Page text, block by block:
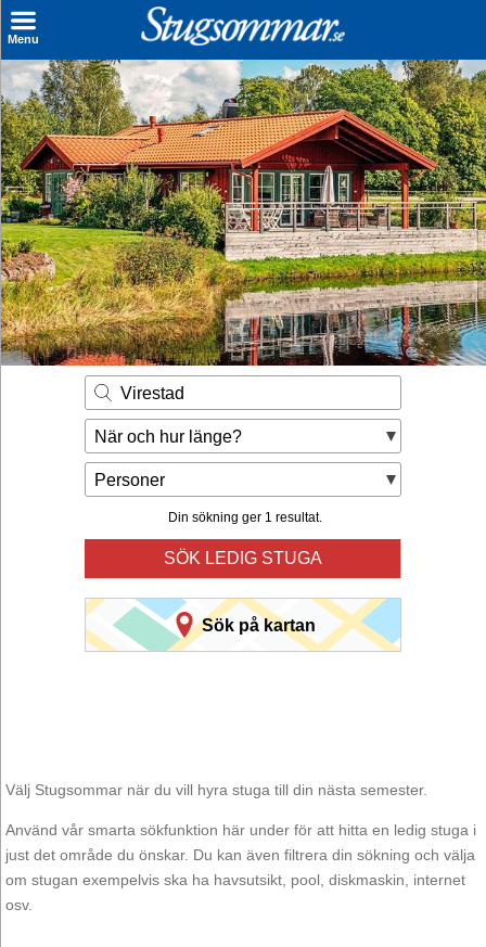
Menu
Sök stuga
Sista Minuten
Genvägar
Inspiration
Kontakt
Husägare
Se hur mycket du kan tjäna
Räkna ut din
hyresintäkt
Virestad
När och hur länge?
Personer
Din sökning ger 1 resultat.
SÖK LEDIG STUGA
Sök på kartan
Välj Stugsommar när du vill hyra stuga till din nästa semester.
Använd vår smarta sökfunktion här under för att hitta en ledig stuga i
just det område du önskar. Du kan även filtrera din sökning och välja
om stugan exempelvis ska ha havsutsikt, pool, diskmaskin, internet
osv.